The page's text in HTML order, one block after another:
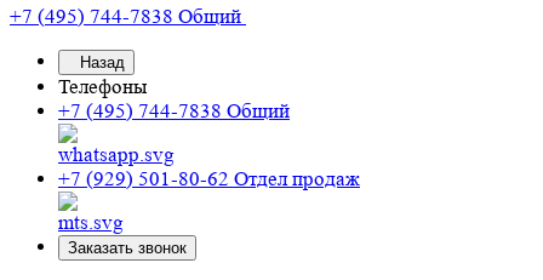
+7 (495) 744-7838 Общий
Назад
Телефоны
+7 (495) 744-7838 Общий
+7 (929) 501-80-62 Отдел продаж
Заказать звонок